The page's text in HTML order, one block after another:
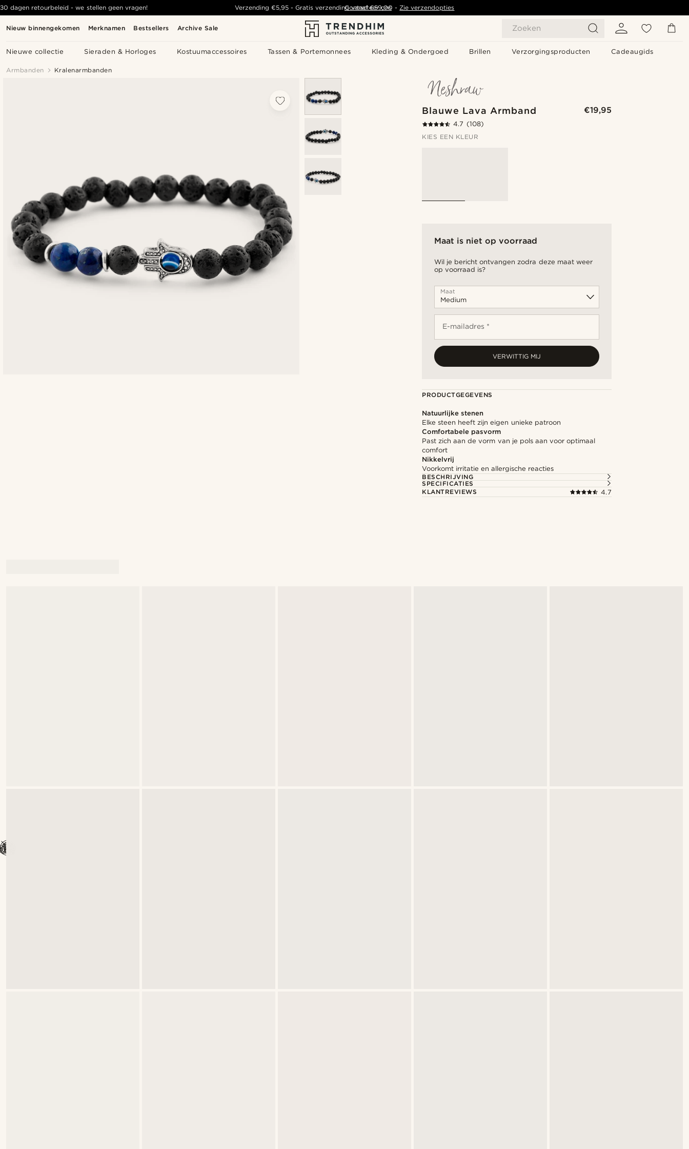
Nieuw binnengekomen Merknamen Bestsellers Archive Sale Zoeken
Nieuwe collectie Sieraden & Horloges Kostuumaccessoires Tassen & Portemonnees Kleding & Ondergoed Brillen Verzorgingsproducten Cadeaugids
30 dagen retourbeleid - we stellen geen vragen! Verzending €5,95- Gratis verzending vanaf€59,00 -Zie verzendopties
Contacteer ons
Armbanden Kralenarmbanden
Blauwe Lava Armband €19,95
4.7 (108)
KIES EEN KLEUR
Maat is niet op voorraad
Wil je bericht ontvangen zodra deze maat weer
op voorraad is?
Maat
E-mailadres *
VERWITTIG MIJ
PRODUCTGEGEVENS
Natuurlijke stenen
Elke steen heeft zijn eigen unieke patroon
Comfortabele pasvorm
Past zich aan de vorm van je pols aan voor optimaal
comfort
Nikkelvrij
Voorkomt irritatie en allergische reacties
BESCHRIJVING
SPECIFICATIES
KLANTREVIEWS
4.7